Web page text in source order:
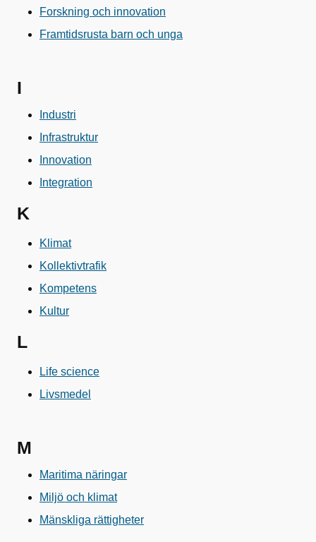
Forskning och innovation
Framtidsrusta barn och unga
I
Industri
Infrastruktur
Innovation
Integration
K
Klimat
Kollektivtrafik
Kompetens
Kultur
L
Life science
Livsmedel
M
Maritima näringar
Miljö och klimat
Mänskliga rättigheter